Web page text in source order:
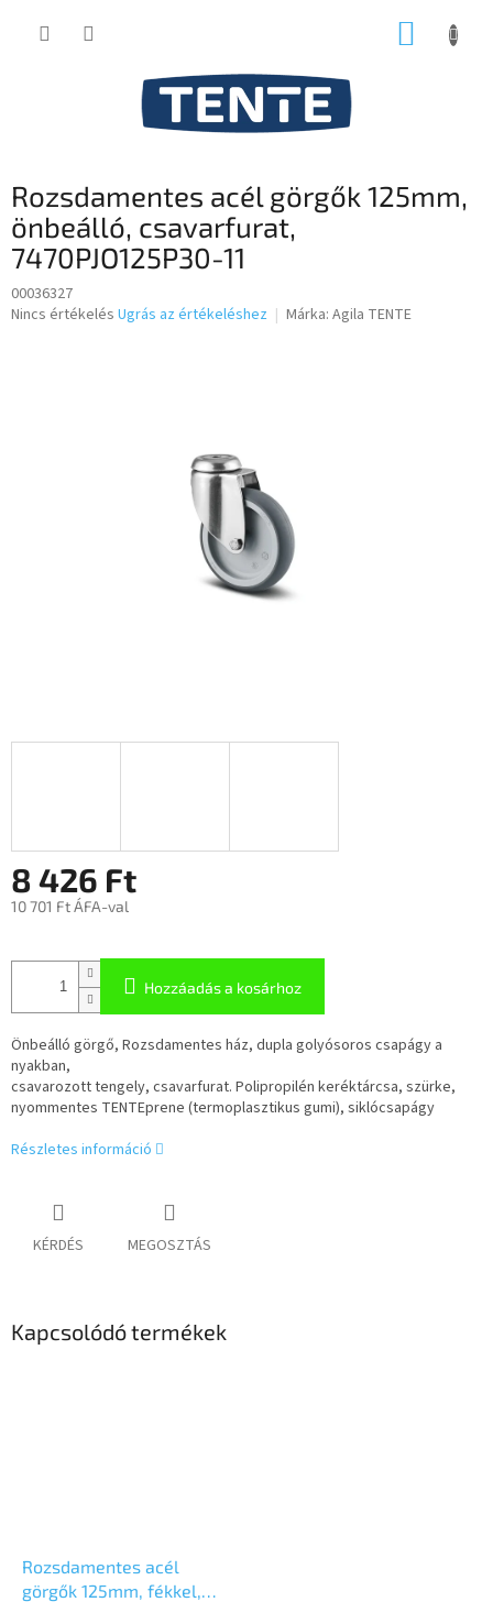
KOSÁR
Rozsdamentes acél görgők 125mm,
önbeálló, csavarfurat,
7470PJO125P30-11
00036327
A
Nincs értékelés Ugrás az értékeléshez Márka: Agila TENTE
8 426 Ft
10 701 Ft ÁFA-val
Hozzáadás a kosárhoz
Önbeálló görgő, Rozsdamentes ház, dupla golyósoros csapágy a
nyakban,
csavarozott tengely, csavarfurat. Polipropilén keréktárcsa, szürke,
nyommentes TENTEprene (termoplasztikus gumi), siklócsapágy
Részletes információ
KÉRDÉS MEGOSZTÁS
Kapcsolódó termékek
Rozsdamentes acél
görgők 125mm, fékkel,